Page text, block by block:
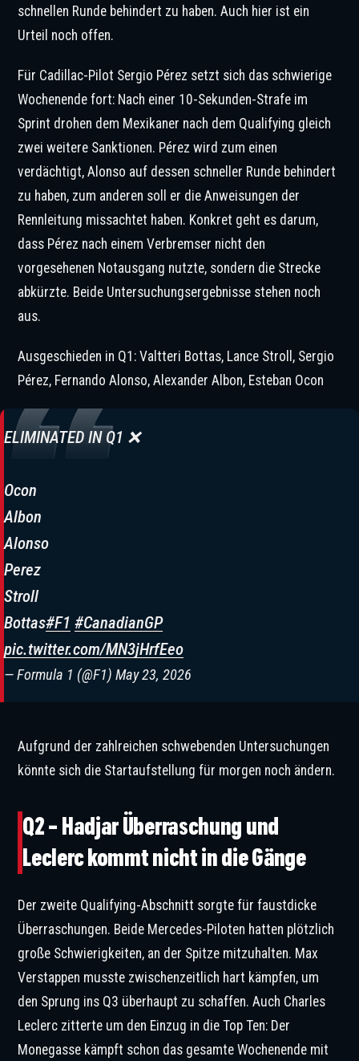
schnellen Runde behindert zu haben. Auch hier ist ein
Urteil noch offen.
Für Cadillac-Pilot Sergio Pérez setzt sich das schwierige
Wochenende fort: Nach einer 10-Sekunden-Strafe im
Sprint drohen dem Mexikaner nach dem Qualifying gleich
zwei weitere Sanktionen. Pérez wird zum einen
verdächtigt, Alonso auf dessen schneller Runde behindert
zu haben, zum anderen soll er die Anweisungen der
Rennleitung missachtet haben. Konkret geht es darum,
dass Pérez nach einem Verbremser nicht den
vorgesehenen Notausgang nutzte, sondern die Strecke
abkürzte. Beide Untersuchungsergebnisse stehen noch
aus.
Ausgeschieden in Q1: Valtteri Bottas, Lance Stroll, Sergio
Pérez, Fernando Alonso, Alexander Albon, Esteban Ocon
ELIMINATED IN Q1 ❌
Ocon
Albon
Alonso
Perez
Stroll
Bottas#F1 #CanadianGP
pic.twitter.com/MN3jHrfEeo
— Formula 1 (@F1) May 23, 2026
Aufgrund der zahlreichen schwebenden Untersuchungen
könnte sich die Startaufstellung für morgen noch ändern.
Q2 – Hadjar Überraschung und
Leclerc kommt nicht in die Gänge
Der zweite Qualifying-Abschnitt sorgte für faustdicke
Überraschungen. Beide Mercedes-Piloten hatten plötzlich
große Schwierigkeiten, an der Spitze mitzuhalten. Max
Verstappen musste zwischenzeitlich hart kämpfen, um
den Sprung ins Q3 überhaupt zu schaffen. Auch Charles
Leclerc zitterte um den Einzug in die Top Ten: Der
Monegasse kämpft schon das gesamte Wochenende mit